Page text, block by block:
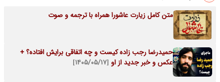
متن کامل زیارت عاشورا همراه با ترجمه و صوت
حمیدرضا رجب‌ زاده کیست و چه اتفاقی برایش افتاده؟ +
عکس و خبر جدید از او [۱۴۰۵/۰۵/۱۷]